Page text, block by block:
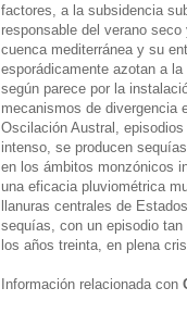
factores, a la subsidencia
responsable del verano
cuenca mediterránea y su
esporádicamente azotan a
según parece por la
mecanismos de divergencia
Oscilación Austral,
intenso, se producen
en los ámbitos monzónicos
una eficacia pluviométrica
llanuras centrales de
sequías, con un episodio
los años treinta, en plena
Información relacionada con